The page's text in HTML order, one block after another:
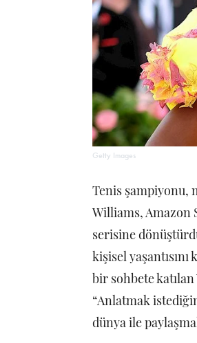
Getty Images
Tenis şampiyonu,
Williams, Amazon
serisine
kişisel
bir sohbete
“Anlatmak
dünya ile